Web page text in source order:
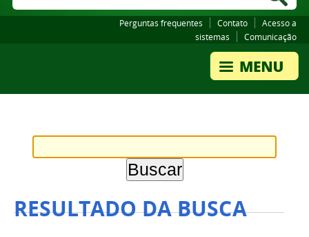
Perguntas frequentes Contato
Acesso a
sistemas
Comunicação
RESULTADO DA BUSCA